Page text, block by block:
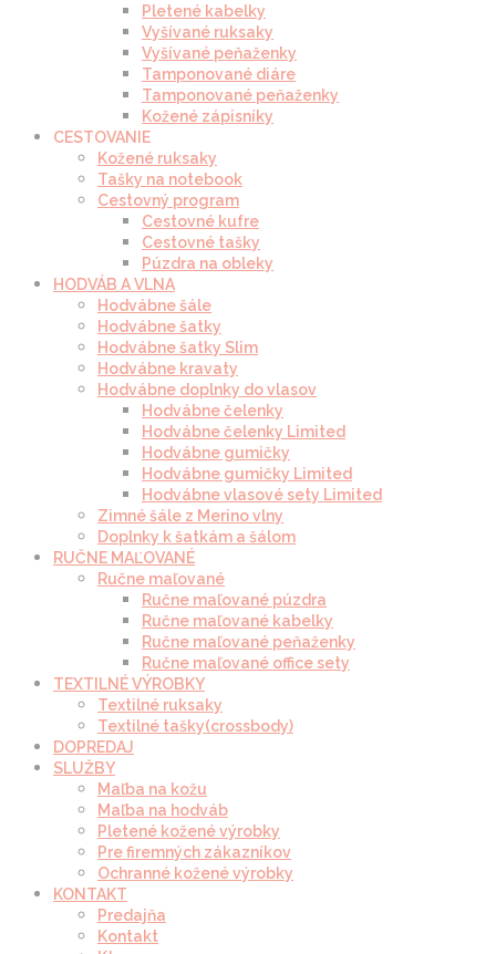
Pletené kabelky
Vyšívané ruksaky
Vyšívané peňaženky
Tamponované diáre
Tamponované peňaženky
Kožené zápisníky
CESTOVANIE
Kožené ruksaky
Tašky na notebook
Cestovný program
Cestovné kufre
Cestovné tašky
Púzdra na obleky
HODVÁB A VLNA
Hodvábne šále
Hodvábne šatky
Hodvábne šatky Slim
Hodvábne kravaty
Hodvábne doplnky do vlasov
Hodvábne čelenky
Hodvábne čelenky Limited
Hodvábne gumičky
Hodvábne gumičky Limited
Hodvábne vlasové sety Limited
Zimné šále z Merino vlny
Doplnky k šatkám a šálom
RUČNE MAĽOVANÉ
Ručne maľované
Ručne maľované púzdra
Ručne maľované kabelky
Ručne maľované peňaženky
Ručne maľované office sety
TEXTILNÉ VÝROBKY
Textilné ruksaky
Textilné tašky(crossbody)
DOPREDAJ
SLUŽBY
Maľba na kožu
Maľba na hodváb
Pletené kožené výrobky
Pre firemných zákazníkov
Ochranné kožené výrobky
KONTAKT
Predajňa
Kontakt